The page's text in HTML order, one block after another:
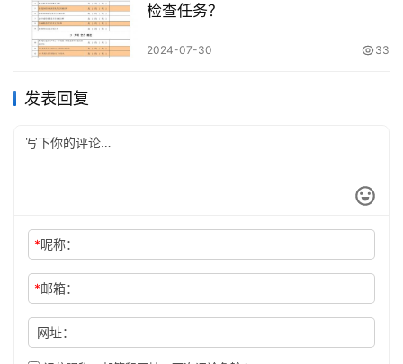
检查任务？
2024-07-30 33
发表回复
*昵称：
*邮箱：
网址：